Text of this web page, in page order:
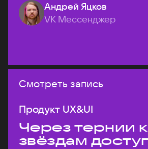
Андрей Яцков
VK Мессенджер
Смотреть запись
Продукт UX&UI
Через тернии к
звёздам